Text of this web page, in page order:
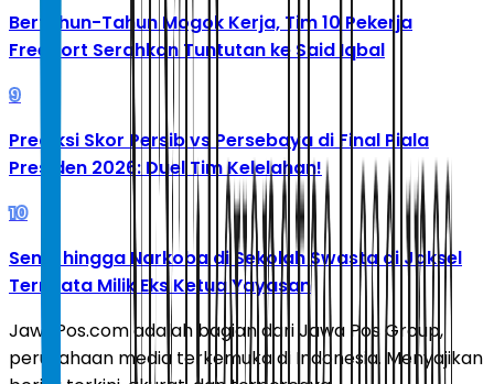
Bertahun-Tahun Mogok Kerja, Tim 10 Pekerja
Freeport Serahkan Tuntutan ke Said Iqbal
9
Prediksi Skor Persib vs Persebaya di Final Piala
Presiden 2026: Duel Tim Kelelahan!
10
Senpi hingga Narkoba di Sekolah Swasta di Jaksel
Ternyata Milik Eks Ketua Yayasan
JawaPos.com adalah bagian dari Jawa Pos Group,
perusahaan media terkemuka di Indonesia. Menyajikan